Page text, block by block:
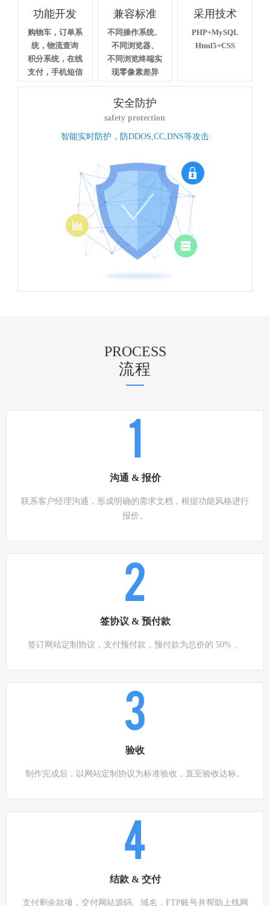
功能开发
购物车，订单系
统，物流查询
积分系统，在线
支付，手机短信
兼容标准
不同操作系统、
不同浏览器、
不同浏览终端实
现零像素差异
采用技术
PHP+MySQL
Html5+CSS
安全防护
safety protection
智能实时防护，防DDOS,CC,DNS等攻击
PROCESS
流程
沟通 & 报价
联系客户经理沟通，形成明确的需求文档，根据功能风格进行
报价。
2
签协议 & 预付款
签订网站定制协议，支付预付款，预付款为总价的 50% 。
3
验收
制作完成后，以网站定制协议为标准验收，直至验收达标。
4
结款 & 交付
支付剩余款项，交付网站源码、域名，FTP账号并帮助上线网